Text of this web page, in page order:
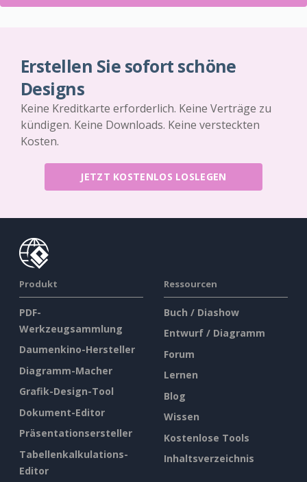
Erstellen Sie sofort schöne
Designs
Keine Kreditkarte erforderlich. Keine Verträge zu
kündigen. Keine Downloads. Keine versteckten
Kosten.
JETZT KOSTENLOS LOSLEGEN
Produkt
PDF-
Werkzeugsammlung
Daumenkino-Hersteller
Diagramm-Macher
Grafik-Design-Tool
Dokument-Editor
Präsentationsersteller
Tabellenkalkulations-
Editor
Ressourcen
Buch / Diashow
Entwurf / Diagramm
Forum
Lernen
Blog
Wissen
Kostenlose Tools
Inhaltsverzeichnis